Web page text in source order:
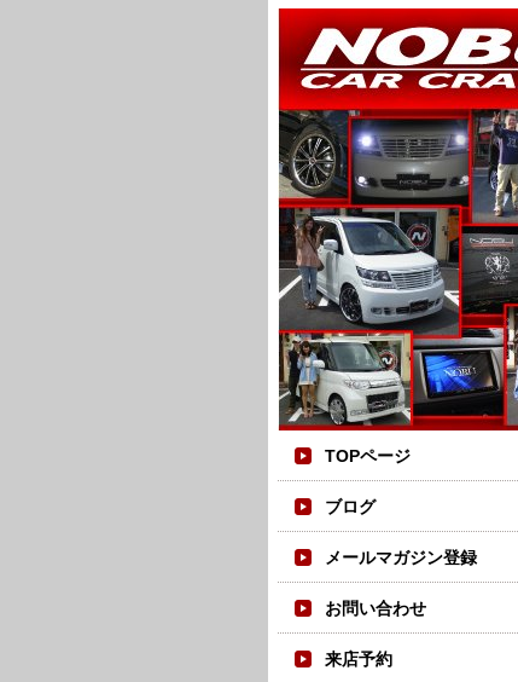
TOPページ
ブログ
メールマガジン登録
お問い合わせ
来店予約